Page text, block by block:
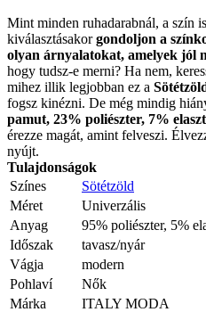
Mint minden ruhadarabnál, a szín
kiválasztásakorgondoljon a
olyan árnyalatokat, amelyek jól
hogy tudsz-e merni? Ha nem,
mihez illik legjobban ez a
fogsz kinézni. De még mindig
pamut, 23% poliészter, 7%
érezze magát, amint felveszi.
nyújt.
Tulajdonságok
Színes
Sötétzöld
Méret
Univerzális
Anyag
95% poliészter, 5%
Időszak
tavasz/nyár
Vágja
modern
Pohlaví
Nők
Márka
ITALY MODA